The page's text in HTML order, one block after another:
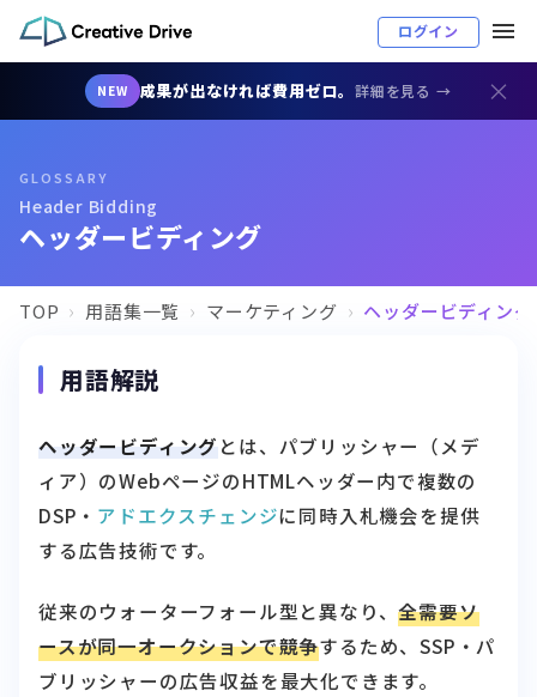
NEW 成果が出なければ費用ゼロ。詳細を見る → ×
ログイン
GLOSSARY
Header Bidding
ヘッダービディング
TOP 用語集一覧 マーケティング ヘッダービディング
用語解説
ヘッダービディング とは、パブリッシャー（メデ
ィア）のWebページのHTMLヘッダー内で複数の
DSP・ アドエクスチェンジに同時入札機会を提供
する広告技術です。
従来のウォーターフォール型と異なり、全需要ソ
ースが同一オークションで競争するため、SSP・パ
ブリッシャーの広告収益を最大化できます。